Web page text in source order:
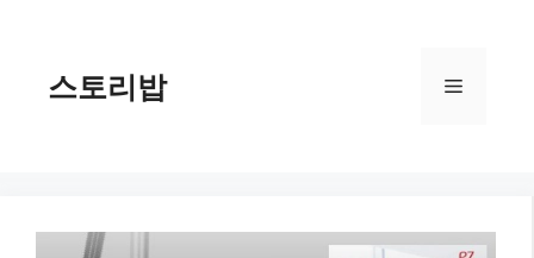
스토리밥 메